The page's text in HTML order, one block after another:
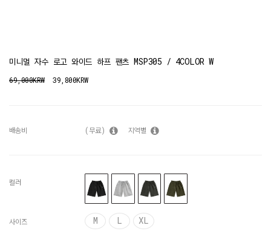
미니멀 자수 로고 와이드 하프 팬츠 MSP305 / 4COLOR W
69,000KRW 39,800KRW
배송비 (무료) 지역별
컬러
사이즈 M L XL